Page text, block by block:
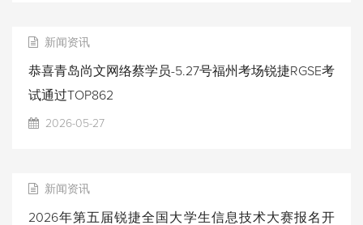
新闻资讯
恭喜青岛尚文网络蔡学员-5.27号福州考场锐捷RGSE考
试通过TOP862
2026-05-27
新闻资讯
2026年第五届锐捷全国大学生信息技术大赛报名开